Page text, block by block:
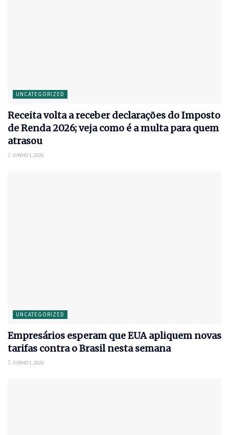
UNCATEGORIZED
Receita volta a receber declarações do Imposto
de Renda 2026; veja como é a multa para quem
atrasou
JUNHO 1, 2026
UNCATEGORIZED
Empresários esperam que EUA apliquem novas
tarifas contra o Brasil nesta semana
JUNHO 1, 2026